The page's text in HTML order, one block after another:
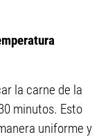
la carne de la
minutos. Esto
uniforme y